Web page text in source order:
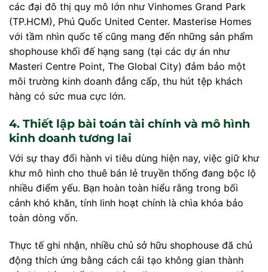
các đại đô thị quy mô lớn như Vinhomes Grand Park
(TP.HCM), Phú Quốc United Center. Masterise Homes
với tầm nhìn quốc tế cũng mang đến những sản phẩm
shophouse khối đế hạng sang (tại các dự án như
Masteri Centre Point, The Global City) đảm bảo một
môi trường kinh doanh đẳng cấp, thu hút tệp khách
hàng có sức mua cực lớn.
4. Thiết lập bài toán tài chính và mô hình
kinh doanh tương lai
Với sự thay đổi hành vi tiêu dùng hiện nay, việc giữ khư
khư mô hình cho thuê bán lẻ truyền thống đang bộc lộ
nhiều điểm yếu. Bạn hoàn toàn hiểu rằng trong bối
cảnh khó khăn, tính linh hoạt chính là chìa khóa bảo
toàn dòng vốn.
Thực tế ghi nhận, nhiều chủ sở hữu shophouse đã chủ
động thích ứng bằng cách cải tạo không gian thành